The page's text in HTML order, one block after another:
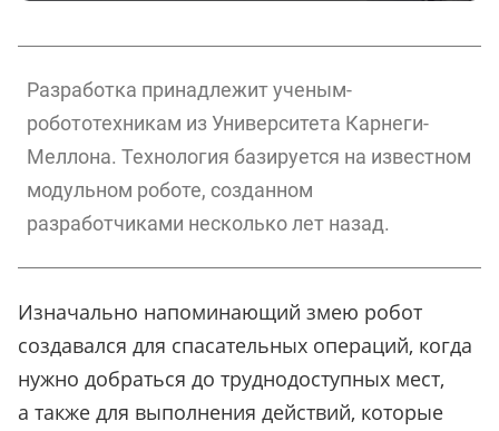
Разработка принадлежит ученым-
робототехникам из Университета Карнеги-
Меллона. Технология базируется на известном
модульном роботе, созданном
разработчиками несколько лет назад.
Изначально напоминающий змею робот
создавался для спасательных операций, когда
нужно добраться до труднодоступных мест,
а также для выполнения действий, которые